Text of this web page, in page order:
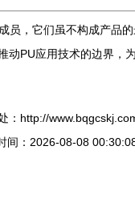
，它们虽不构成产品
PU应用技术的边界
：http://
间：2026-08-08